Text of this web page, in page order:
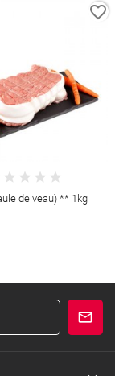
de veau) ** 1kg
favorite_border